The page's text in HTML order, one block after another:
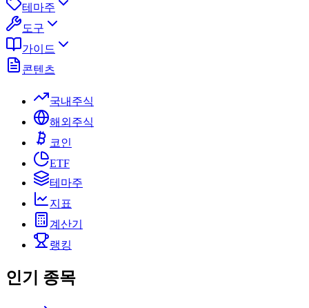
테마주
도구
가이드
콘텐츠
국내주식
해외주식
코인
ETF
테마주
지표
계산기
랭킹
인기 종목